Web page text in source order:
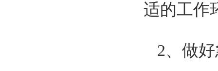
适的工作
2、做